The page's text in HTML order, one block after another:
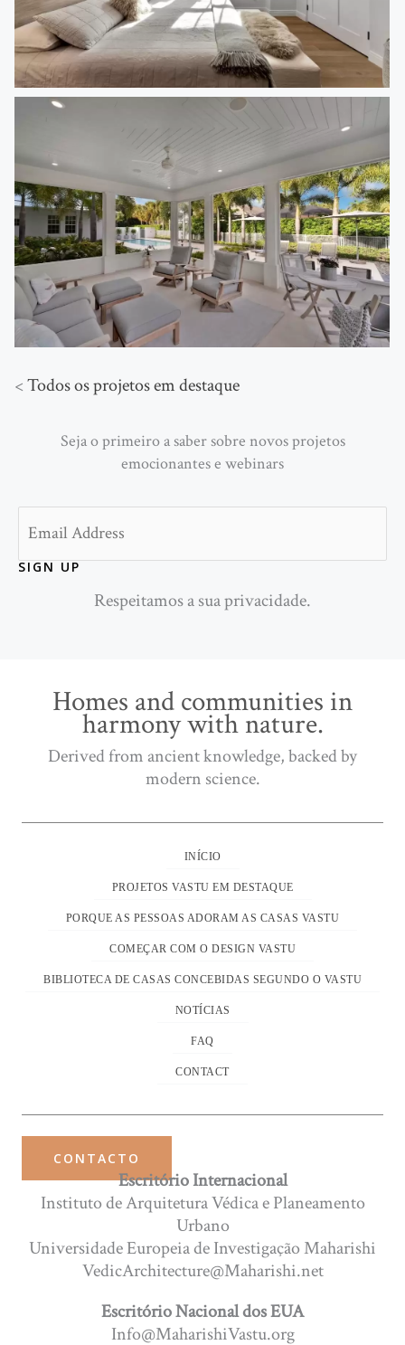
<Todos os projetos em destaque
Seja o primeiro a saber sobre novos projetos
emocionantes e webinars
SIGN UP
Respeitamos a sua privacidade.
Homes and communities in
harmony with nature.
Derived from ancient knowledge, backed by
modern science.
INÍCIO
PROJETOS VASTU EM DESTAQUE
PORQUE AS PESSOAS ADORAM AS CASAS VASTU
COMEÇAR COM O DESIGN VASTU
BIBLIOTECA DE CASAS CONCEBIDAS SEGUNDO O VASTU
NOTÍCIAS
FAQ
CONTACT
CONTACTO
Escritório Internacional
Instituto de Arquitetura Védica e Planeamento
Urbano
Universidade Europeia de Investigação Maharishi
VedicArchitecture@Maharishi.net
Escritório Nacional dos EUA
Info@MaharishiVastu.org